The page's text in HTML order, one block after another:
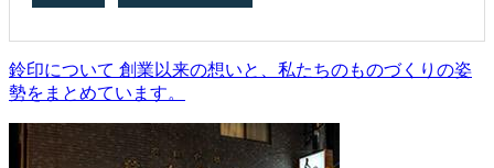
鈴印について 創業以来の想いと、私たちのものづくりの姿
勢をまとめています。